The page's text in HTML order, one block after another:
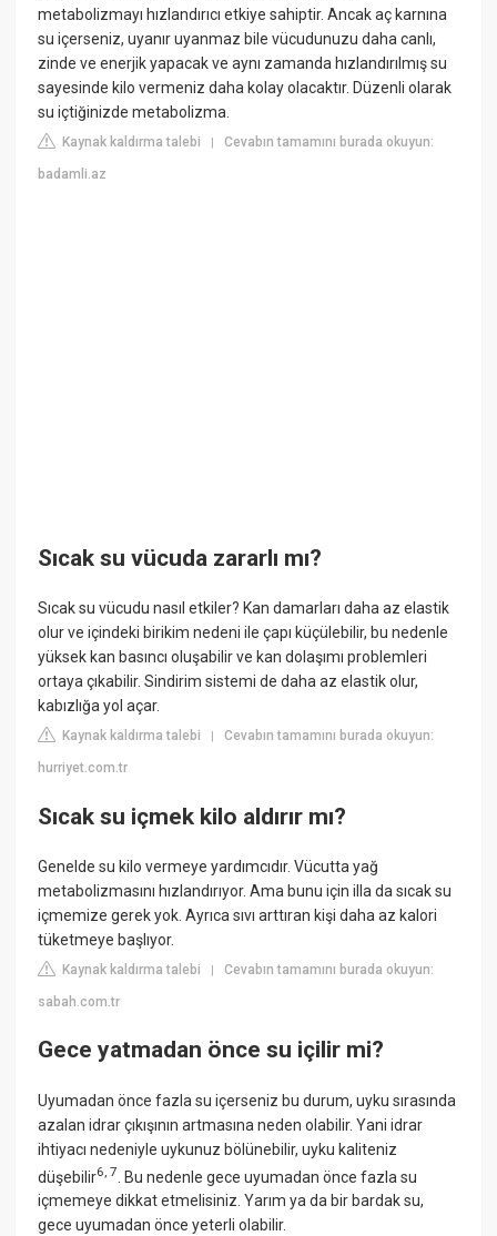
metabolizmayı hızlandırıcı etkiye sahiptir. Ancak aç karnına
su içerseniz, uyanır uyanmaz bile vücudunuzu daha canlı,
zinde ve enerjik yapacak ve aynı zamanda hızlandırılmış su
sayesinde kilo vermeniz daha kolay olacaktır. Düzenli olarak
su içtiğinizde metabolizma.
Kaynak kaldırma talebi |Cevabın tamamını burada okuyun:
badamli.az
Sıcak su vücuda zararlı mı?
Sıcak su vücudu nasıl etkiler? Kan damarları daha az elastik
olur ve içindeki birikim nedeni ile çapı küçülebilir, bu nedenle
yüksek kan basıncı oluşabilir ve kan dolaşımı problemleri
ortaya çıkabilir. Sindirim sistemi de daha az elastik olur,
kabızlığa yol açar.
Kaynak kaldırma talebi |Cevabın tamamını burada okuyun:
hurriyet.com.tr
Sıcak su içmek kilo aldırır mı?
Genelde su kilo vermeye yardımcıdır. Vücutta yağ
metabolizmasını hızlandırıyor. Ama bunu için illa da sıcak su
içmemize gerek yok. Ayrıca sıvı arttıran kişi daha az kalori
tüketmeye başlıyor.
Kaynak kaldırma talebi |Cevabın tamamını burada okuyun:
sabah.com.tr
Gece yatmadan önce su içilir mi?
Uyumadan önce fazla su içerseniz bu durum, uyku sırasında
azalan idrar çıkışının artmasına neden olabilir. Yani idrar
ihtiyacı nedeniyle uykunuz bölünebilir, uyku kaliteniz
düşebilir6, 7 . Bu nedenle gece uyumadan önce fazla su
içmemeye dikkat etmelisiniz. Yarım ya da bir bardak su,
gece uyumadan önce yeterli olabilir.